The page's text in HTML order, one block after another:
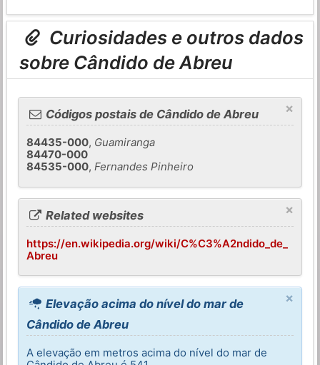
Curiosidades e outros dados
sobre Cândido de Abreu
×
Códigos postais de Cândido de Abreu
84435-000, Guamiranga
84470-000
84535-000,Fernandes Pinheiro
×
Related websites
https://en.wikipedia.org/wiki/C%C3%A2ndido_de_
Abreu
×
Elevação acima do nível do mar de
Cândido de Abreu
A elevação em metros acima do nível do mar de